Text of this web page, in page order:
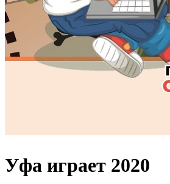
Уфа играет 2020